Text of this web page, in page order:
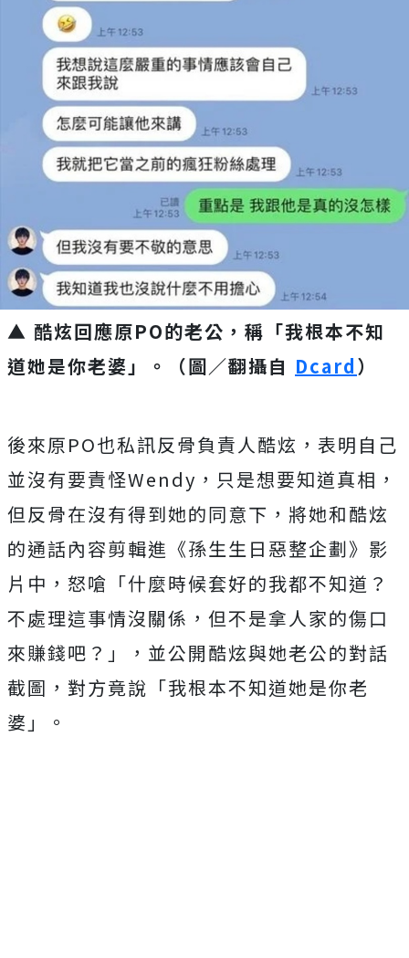
▲ 酷炫回應原PO的老公，稱「我根本不知
道她是你老婆」。（圖／翻攝自 Dcard）
後來原PO也私訊反骨負責人酷炫，表明自己
並沒有要責怪Wendy，只是想要知道真相，
但反骨在沒有得到她的同意下，將她和酷炫
的通話內容剪輯進《孫生生日惡整企劃》影
片中，怒嗆「什麼時候套好的我都不知道？
不處理這事情沒關係，但不是拿人家的傷口
來賺錢吧？」，並公開酷炫與她老公的對話
截圖，對方竟說「我根本不知道她是你老
婆」。